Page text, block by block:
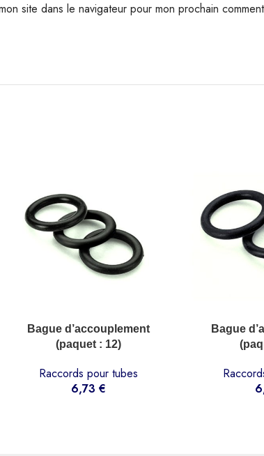
site dans le navigateur pour mon prochain
AJOUTER AU PANIER
Bague d’accouplement
(paquet : 12)
Raccords pour tubes
6,73 €
AJOUTER AU
Bague